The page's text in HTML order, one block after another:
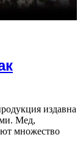
издавна
Мед,
множество